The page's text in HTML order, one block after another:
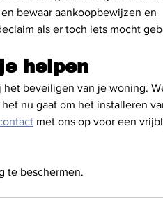
bewaar aankoopbewijzen en
als er toch iets mocht
helpen
beveiligen van je woning.
nu gaat om het installeren
met ons op voor een
te beschermen.